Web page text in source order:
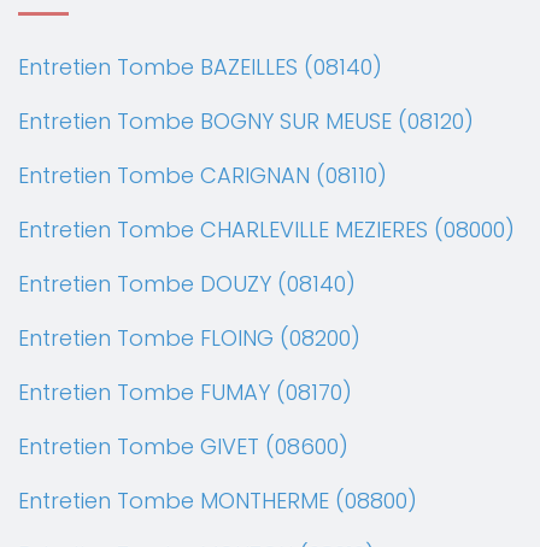
Entretien Tombe BAZEILLES (08140)
Entretien Tombe BOGNY SUR MEUSE (08120)
Entretien Tombe CARIGNAN (08110)
Entretien Tombe CHARLEVILLE MEZIERES (08000)
Entretien Tombe DOUZY (08140)
Entretien Tombe FLOING (08200)
Entretien Tombe FUMAY (08170)
Entretien Tombe GIVET (08600)
Entretien Tombe MONTHERME (08800)